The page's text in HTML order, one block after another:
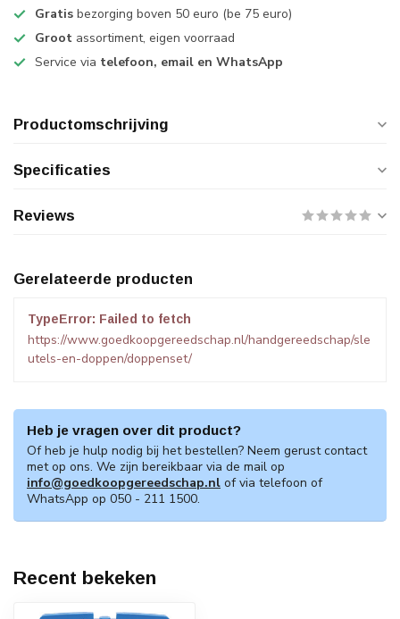
Gratis bezorging boven 50 euro (be 75 euro)
Groot assortiment, eigen voorraad
Service via telefoon, email en WhatsApp
Productomschrijving
Specificaties
Reviews
Gerelateerde producten
TypeError: Failed to fetch
https://www.goedkoopgereedschap.nl/handgereedschap/sle
utels-en-doppen/doppenset/
Heb je vragen over dit product?
Of heb je hulp nodig bij het bestellen? Neem gerust contact
met op ons. We zijn bereikbaar via de mail op
info@goedkoopgereedschap.nl of via telefoon of
WhatsApp op 050 - 211 1500.
Recent bekeken